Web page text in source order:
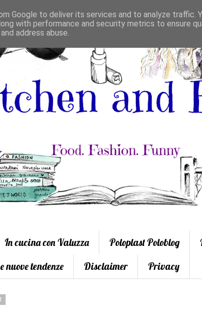
In cucina con Valuzza Poloplast Poloblog
nuove tendenze Disclaimer Privacy
Google to deliver its services and to analyze traffic.
with performance and security metrics to ensure
address abuse.